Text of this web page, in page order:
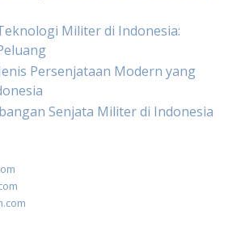
Militer di Indonesia:
Persenjataan Modern yang
Senjata Militer di Indonesia